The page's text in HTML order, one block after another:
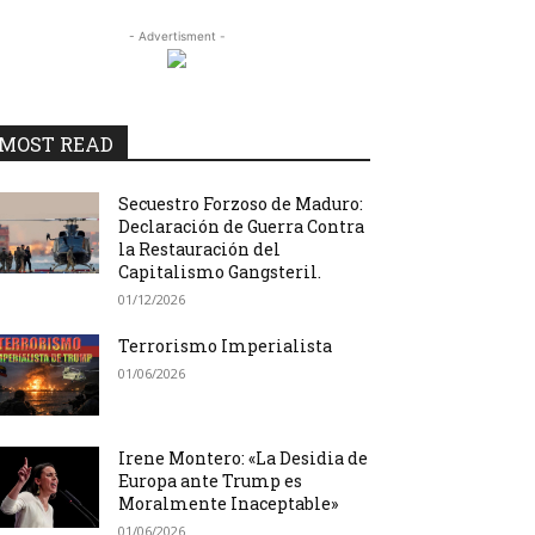
- Advertisment -
READ
Secuestro Forzoso de Maduro:
Declaración de Guerra Contra
la Restauración del
Capitalismo Gangsteril.
01/12/2026
Terrorismo Imperialista
01/06/2026
Irene Montero: «La Desidia de
Europa ante Trump es
Moralmente Inaceptable»
01/06/2026